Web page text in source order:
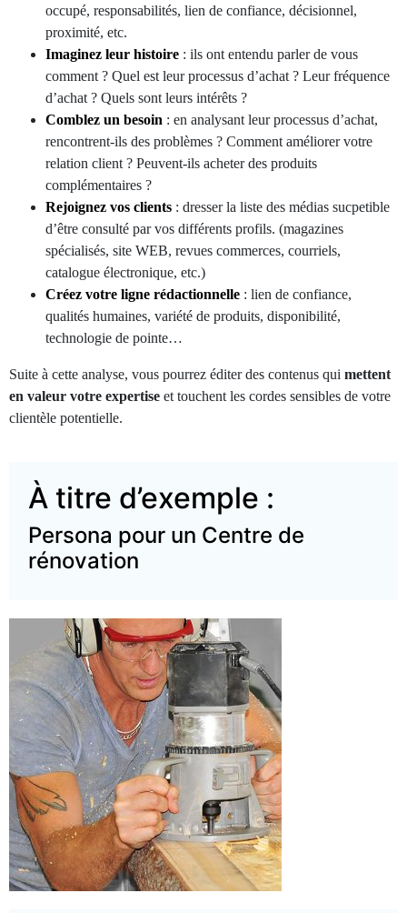
occupé, responsabilités, lien de confiance, décisionnel,
proximité, etc.
Imaginez leur histoire : ils ont entendu parler de vous
comment ? Quel est leur processus d’achat ? Leur fréquence
d’achat ? Quels sont leurs intérêts ?
Comblez un besoin : en analysant leur processus d’achat,
rencontrent-ils des problèmes ? Comment améliorer votre
relation client ? Peuvent-ils acheter des produits
complémentaires ?
Rejoignez vos clients : dresser la liste des médias sucpetible
d’être consulté par vos différents profils. (magazines
spécialisés, site WEB, revues commerces, courriels,
catalogue électronique, etc.)
Créez votre ligne rédactionnelle : lien de confiance,
qualités humaines, variété de produits, disponibilité,
technologie de pointe…
Suite à cette analyse, vous pourrez éditer des contenus qui mettent
en valeur votre expertise et touchent les cordes sensibles de votre
clientèle potentielle.
À titre d’exemple :
Persona pour un Centre de
rénovation